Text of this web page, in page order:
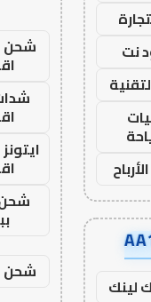
نت
لينك
شحن
شحن